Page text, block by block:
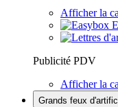
Afficher la
Publicité PDV
Afficher la
Grands feux